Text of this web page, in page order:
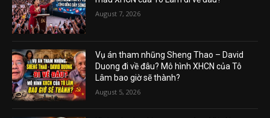
August 7, 2026
Vụ án tham nhũng Sheng Thao – David
Duong đi về đâu? Mô hình XHCN của Tô
Lâm bao giờ sẽ thành?
August 5, 2026